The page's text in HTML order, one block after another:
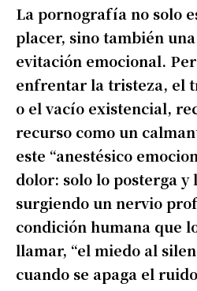
La pornografía no solo
placer, sino también
evitación emocional.
enfrentar la tristeza, el
o el vacío existencial,
recurso como un
este “anestésico
dolor: solo lo posterga y
surgiendo un nervio
condición humana que
llamar, “el miedo al
cuando se apaga el